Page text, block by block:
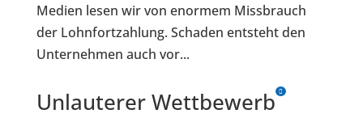
Medien lesen wir von enormem Missbrauch
der Lohnfortzahlung. Schaden entsteht den
Unternehmen auch vor...
Unlauterer Wettbewerb